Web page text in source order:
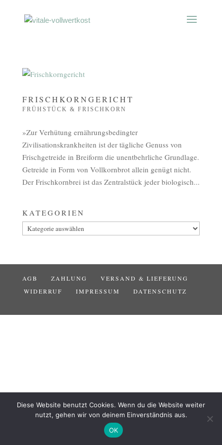
FRISCHKORNGERICHT
FRÜHSTÜCK & FRISCHKORN
»Zur Verhütung ernährungsbedingter
Zivilisationskrankheiten ist der tägliche Genuss von
Frischgetreide in Breiform die unentbehrliche Grundlage.
Getreide in Form von Vollkornbrot allein genügt nicht.
Der Frischkornbrei ist das Zentralstück jeder biologisch...
KATEGORIEN
Kategorien
AGB ZAHLUNG
VERSAND & LIEFERUNG
WIDERRUF
IMPRESSUM DATENSCHUTZ
Diese Website benutzt Cookies. Wenn du die Website weiter
nutzt, gehen wir von deinem Einverständnis aus.
OK